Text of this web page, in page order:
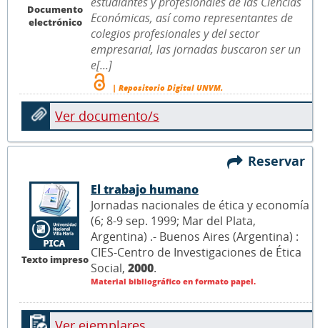
Documento
electrónico
Económicas, así como representantes de
colegios profesionales y del sector
empresarial, las jornadas buscaron ser un
e[...]
| Repositorio Digital UNVM.
Ver documento/s
Reservar
Texto impreso
El trabajo humano
Jornadas nacionales de ética y economía
(6; 8-9 sep. 1999; Mar del Plata,
Argentina) .- Buenos Aires (Argentina) :
CIES-Centro de Investigaciones de Ética
Social, 2000.
Material bibliográfico en formato papel.